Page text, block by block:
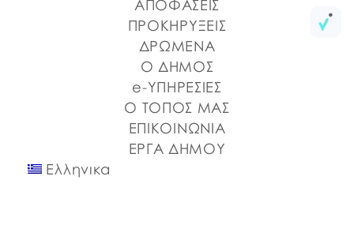
Στερεάς Ελλάδας και του Ο.Π.Α.ΣΤ.Ε, του Οργανισμού
Λιμένων Ν. Εύβοιας και του Επιμελητηρίου Εύβοιας.
⚓️Η επίσημη έναρξη πραγματοποιήθηκε με την
ΑΠΟΦΑΣΕΙΣ
ΠΡΟΚΗΡΥΞΕΙΣ
ΔΡΩΜΕΝΑ
Ο ΔΗΜΟΣ
e-ΥΠΗΡΕΣΙΕΣ
Ο ΤΟΠΟΣ ΜΑΣ
ΕΠΙΚΟΙΝΩΝΙΑ
ΕΡΓΑ ΔΗΜΟΥ
Ελληνικα